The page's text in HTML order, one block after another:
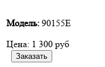
Модель: 90155E
Цена: 1 300 руб